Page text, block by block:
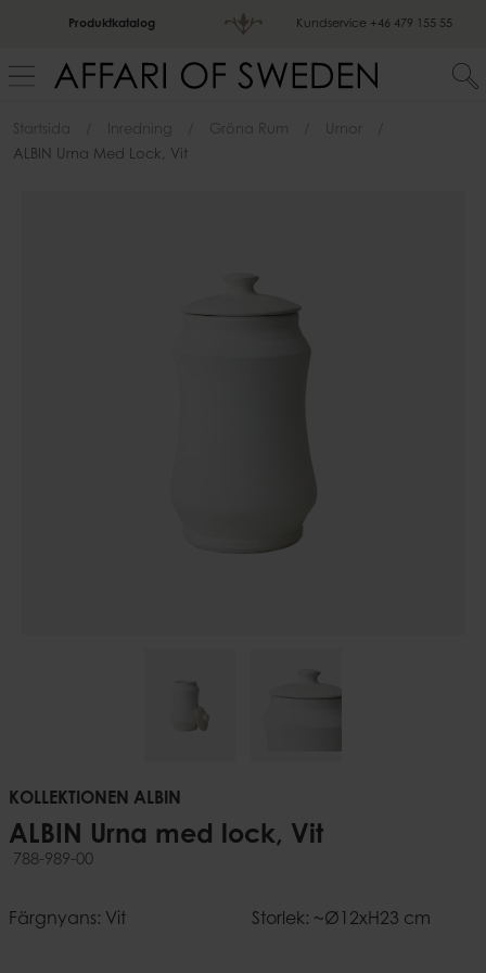
Produktkatalog Kundservice +46 479 155 55
Startsida Inredning Gröna Rum
Urnor
ALBIN Urna Med Lock, Vit
KOLLEKTIONEN ALBIN
ALBIN Urna med lock, Vit
788-989-00
Färgnyans: Vit Storlek: ~Ø12xH23 cm